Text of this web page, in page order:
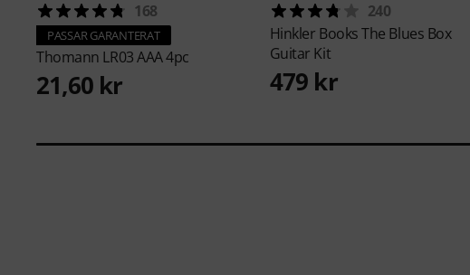
168
PASSAR GARANTERAT
Thomann LR03 AAA 4pc
21,60 kr
240
Hinkler BooksThe Blues Box
Guitar Kit
479 kr